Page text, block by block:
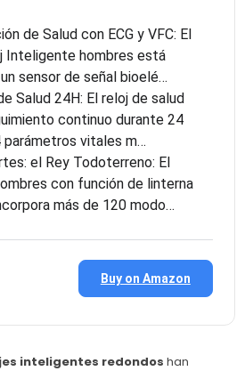
de Salud con ECG y VFC: El
Inteligente hombres está
sensor de señal bioelé…
Salud 24H: El reloj de salud
continuo durante 24
parámetros vitales m…
el Rey Todoterreno: El
con función de linterna
más de 120 modo…
Buy on Amazon
inteligentes redondos han